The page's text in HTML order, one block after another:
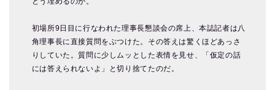
初場所9日目に行なわれた理事長懇談会の席上、本誌記者は八
角理事長に直接質問をぶつけた。その答えは驚くほどあっさ
りしていた。質問に少しムッとした表情を見せ、「仮定の話
には答えられないよ」と切り捨てたのだ。